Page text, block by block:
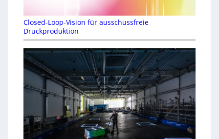
Closed-Loop-Vision für ausschussfreie
Druckproduktion